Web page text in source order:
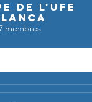
de l'UFE
membres